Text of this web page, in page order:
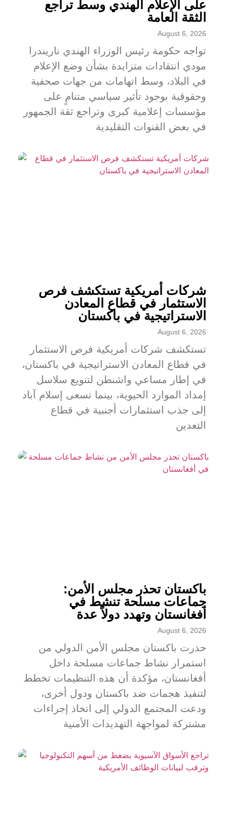
على الإعلام الهندي وسط تراجع
الثقة العامة
August 6, 2026
تواجه حكومة رئيس الوزراء الهندي ناريندرا
مودي انتقادات متزايدة بشأن وضع الإعلام
في البلاد، وسط اتهامات من جهات صحفية
وحقوقية بوجود تأثير سياسي متنامٍ على
مؤسسات إعلامية كبرى وتراجع ثقة الجمهور
في بعض القنوات التقليدية
شركات أمريكية تستكشف فرص
الاستثمار في قطاع المعادن
الاستراتيجية في باكستان
August 6, 2026
تستكشف شركات أمريكية فرص الاستثمار
في قطاع المعادن الاستراتيجية في باكستان،
في إطار مساعي واشنطن لتنويع سلاسل
إمداد الموارد الحيوية، بينما تسعى إسلام آباد
إلى جذب استثمارات أجنبية في قطاع
التعدين
باكستان تحذر مجلس الأمن:
جماعات مسلحة تنشط في
أفغانستان وتهدد دولاً عدة
August 6, 2026
حذرت باكستان مجلس الأمن الدولي من
استمرار نشاط جماعات مسلحة داخل
أفغانستان، مؤكدة أن هذه التنظيمات تخطط
لتنفيذ هجمات ضد باكستان ودول أخرى،
ودعت المجتمع الدولي إلى اتخاذ إجراءات
مشتركة لمواجهة التهديدات الأمنية